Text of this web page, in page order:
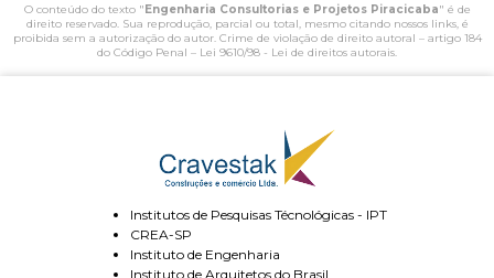
O conteúdo do texto " Engenharia Consultorias e Projetos Piracicaba" é de
direito reservado. Sua reprodução, parcial ou total, mesmo citando nossos links, é
proibida sem a autorização do autor. Crime de violação de direito autoral – artigo 184
do Código Penal – Lei 9610/98 - Lei de direitos autorais.
Institutos de Pesquisas Técnológicas - IPT
CREA-SP
Instituto de Engenharia
Instituto de Arquitetos do Brasil